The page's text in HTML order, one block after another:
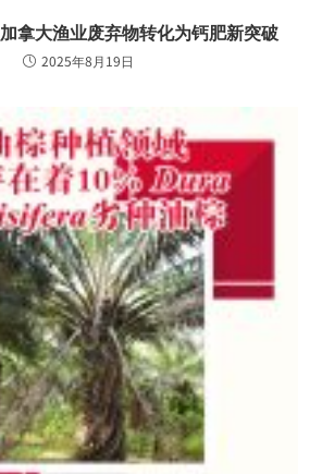
拿大渔业废弃物转化为钙肥新突破
2025年8月19日